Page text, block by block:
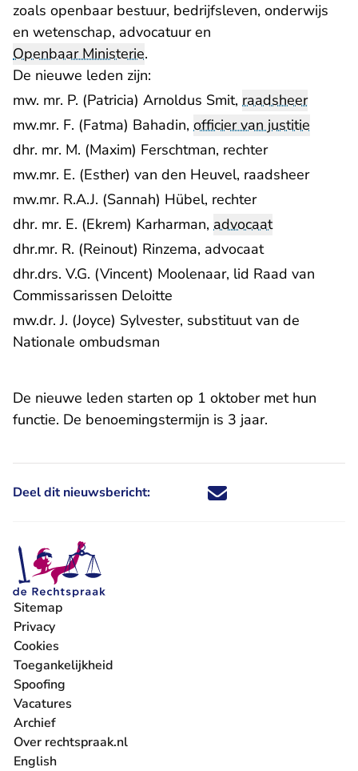
zoals openbaar bestuur, bedrijfsleven, onderwijs
en wetenschap, advocatuur en
Openbaar Ministerie.
De nieuwe leden zijn:
mw. mr. P. (Patricia) Arnoldus Smit, raadsheer
mw.mr. F. (Fatma) Bahadin, officier van justitie
dhr. mr. M. (Maxim) Ferschtman, rechter
mw.mr. E. (Esther) van den Heuvel, raadsheer
mw.mr. R.A.J. (Sannah) Hübel, rechter
dhr. mr. E. (Ekrem) Karharman, advocaat
dhr.mr. R. (Reinout) Rinzema, advocaat
dhr.drs. V.G. (Vincent) Moolenaar, lid Raad van
Commissarissen Deloitte
mw.dr. J. (Joyce) Sylvester, substituut van de
Nationale ombudsman
De nieuwe leden starten op 1 oktober met hun
functie. De benoemingstermijn is 3 jaar.
Deel dit nieuwsbericht: Deel dit nieuwsbericht via X -
Deel dit nieuwsbericht via
Deel dit nieuwsbericht
Deel dit
Sitemap
Privacy
Cookies
Toegankelijkheid
Spoofing
Vacatures
- U verlaat Rechtspraak.nl
Archief
Over rechtspraak.nl
English